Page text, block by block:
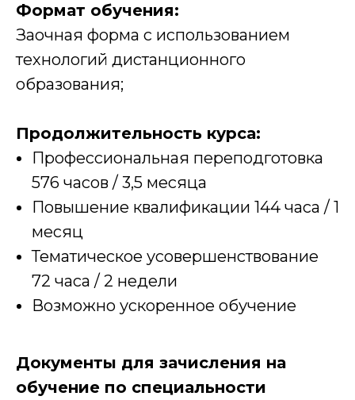
Формат обучения:
Заочная форма с использованием
технологий дистанционного
образования;
Продолжительность курса:
Профессиональная переподготовка
576 часов / 3,5 месяца
Повышение квалификации 144 часа / 1
месяц
Тематическое усовершенствование
72 часа / 2 недели
Возможно ускоренное обучение
Документы для зачисления на
обучение по специальности